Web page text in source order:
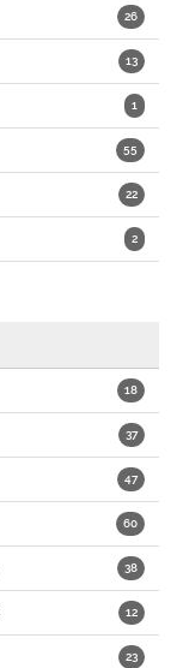
26
13
1
55
22
2
18
37
47
60
38
12
23